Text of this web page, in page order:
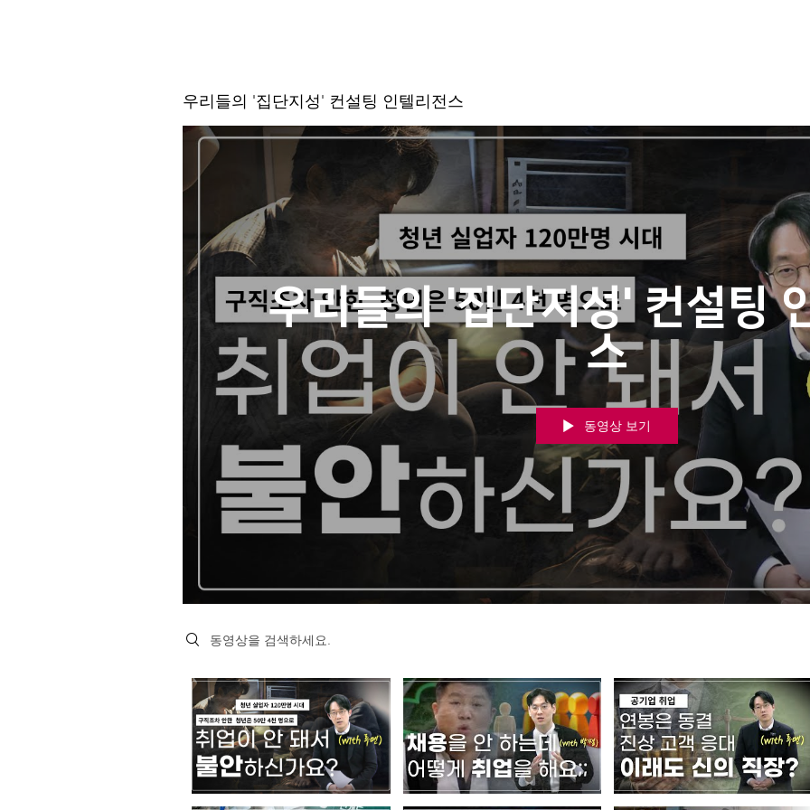
우리들의 '집단지성' 컨설팅 인텔리전스
우리들의 '집단지성' 컨설팅
스
동영상 보기
Search videos